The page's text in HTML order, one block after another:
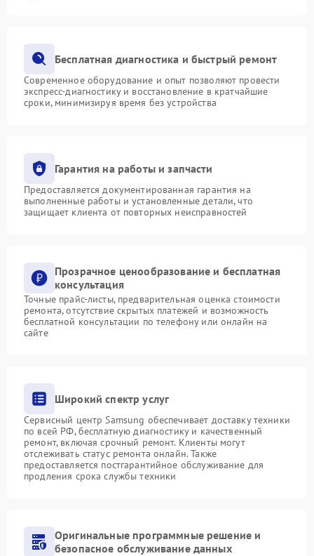
Бесплатная диагностика и быстрый ремонт
Современное оборудование и опыт позволяют провести
экспресс-диагностику и восстановление в кратчайшие
сроки, минимизируя время без устройства
Гарантия на работы и запчасти
Предоставляется документированная гарантия на
выполненные работы и установленные детали, что
защищает клиента от повторных неисправностей
Прозрачное ценообразование и бесплатная
консультация
Точные прайс-листы, предварительная оценка стоимости
ремонта, отсутствие скрытых платежей и возможность
бесплатной консультации по телефону или онлайн на
сайте
Широкий спектр услуг
Сервисный центр Samsung обеспечивает доставку техники
по всей РФ, бесплатную диагностику и качественный
ремонт, включая срочный ремонт. Клиенты могут
отслеживать статус ремонта онлайн. Также
предоставляется постгарантийное обслуживание для
продления срока службы техники
Оригинальные программные решение и
безопасное обслуживание данных